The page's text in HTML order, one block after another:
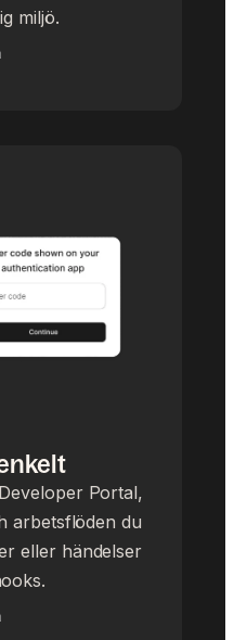
miljö.
Portal,
arbetsflöden du
eller händelser